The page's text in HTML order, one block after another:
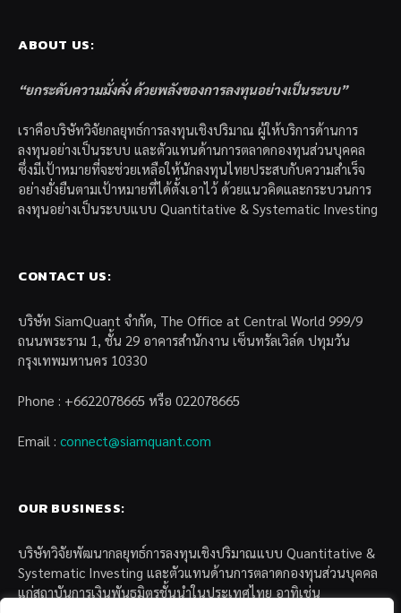
ABOUT US:
“ยกระดับความมั่งคั่ง ด้วยพลังของการลงทุนอย่างเป็นระบบ”
เราคือบริษัทวิจัยกลยุทธ์การลงทุนเชิงปริมาณ ผู้ให้บริการด้านการ
ลงทุนอย่างเป็นระบบ และตัวแทนด้านการตลาดกองทุนส่วนบุคคล
ซึ่งมีเป้าหมายที่จะช่วยเหลือให้นักลงทุนไทยประสบกับความสำเร็จ
อย่างยั่งยืนตามเป้าหมายที่ได้ตั้งเอาไว้ ด้วยแนวคิดและกระบวนการ
ลงทุนอย่างเป็นระบบแบบ Quantitative & Systematic Investing
CONTACT US:
บริษัท SiamQuant จำกัด, The Office at Central World 999/9
ถนนพระราม 1, ชั้น 29 อาคารสำนักงาน เซ็นทรัลเวิล์ด ปทุมวัน
กรุงเทพมหานคร 10330
Phone : +6622078665 หรือ 022078665
Email : connect@siamquant.com
OUR BUSINESS:
บริษัทวิจัยพัฒนากลยุทธ์การลงทุนเชิงปริมาณแบบ Quantitative &
Systematic Investing และตัวแทนด้านการตลาดกองทุนส่วนบุคคล
แก่สถาบันการเงินพันธมิตรชั้นนำในประเทศไทย อาทิเช่น